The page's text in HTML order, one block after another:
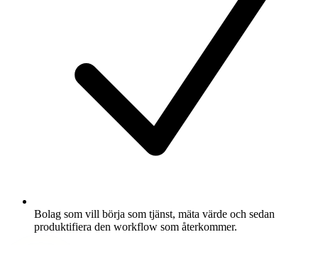
Bolag som vill börja som tjänst, mäta värde och sedan
produktifiera den workflow som återkommer.